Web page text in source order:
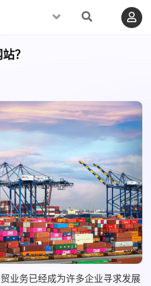
？
业务已经成为许多企业寻求发展